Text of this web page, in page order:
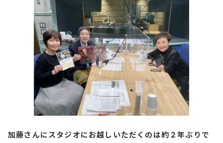
加藤さんにスタジオにお越しいただくのは約２年ぶりで